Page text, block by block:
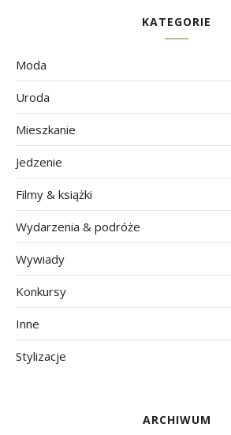
KATEGORIE
Moda
Uroda
Mieszkanie
Jedzenie
Filmy & książki
Wydarzenia & podróże
Wywiady
Konkursy
Inne
Stylizacje
ARCHIWUM